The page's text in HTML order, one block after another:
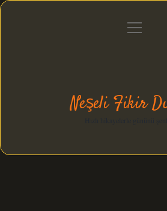
Gizlilik Politikası
menüyü
Neşeli Fikir